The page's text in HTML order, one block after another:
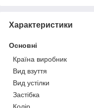
Характеристики
Основні
Країна виробник
Вид взуття
Вид устілки
Застібка